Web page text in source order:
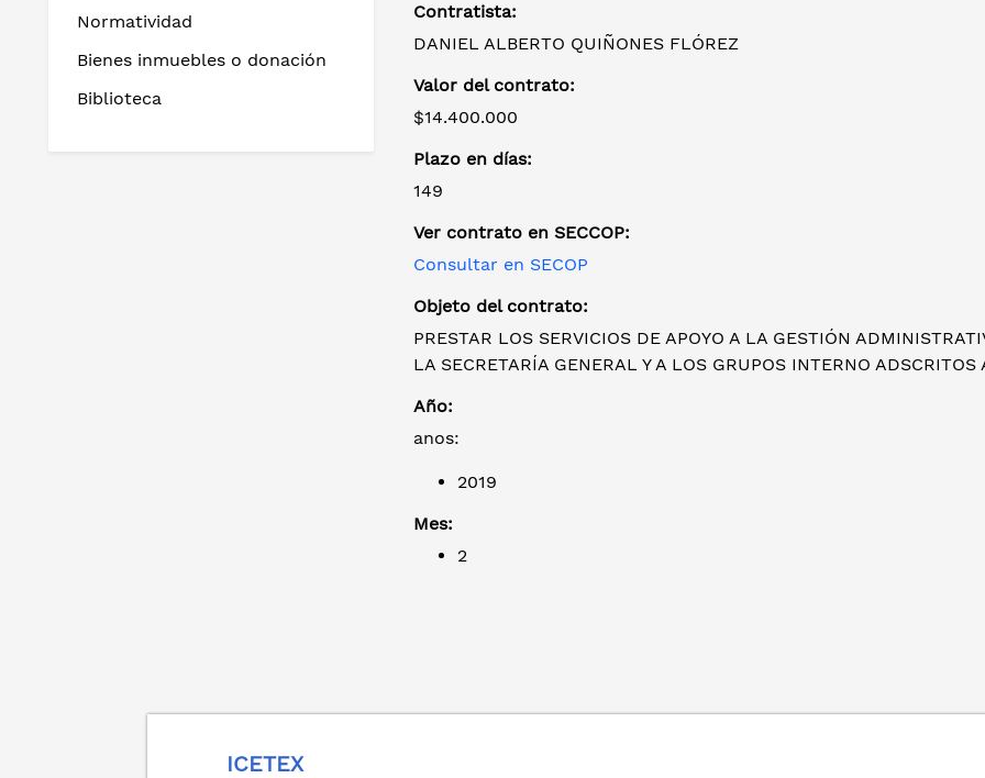
Normatividad
Bienes inmuebles o donación
Biblioteca
Contratista:
DANIEL ALBERTO QUIÑONES FLÓREZ
Valor del contrato:
$14.400.000
Plazo en días:
149
Ver contrato en SECCOP:
Consultar en SECOP
Objeto del contrato:
PRESTAR LOS SERVICIOS DE APOYO A LA GESTIÓN
LA SECRETARÍA GENERAL Y A LOS GRUPOS INTERNO
Año:
anos:
2019
Mes:
2
ICETEX